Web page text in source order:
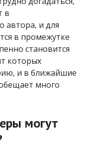
в
автора, и для
в промежутке
становится
которых
и в ближайшие
много
могут